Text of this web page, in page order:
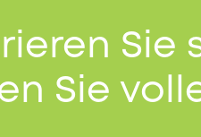
Sie
Sie